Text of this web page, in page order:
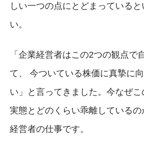
しい一つの点にとどまっている
い。
「企業経営者はこの2つの観点で
て、 今ついている株価に真摯に
い」と言ってきました。今なぜこ
実態とどのくらい乖離している
経営者の仕事です。